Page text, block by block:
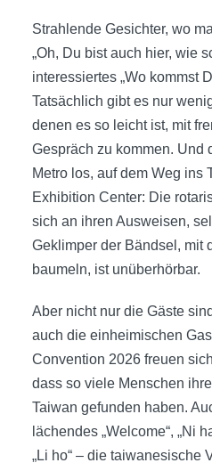
Strahlende Gesichter, wo
„Oh, Du bist auch hier, wie
interessiertes „Wo kommst
Tatsächlich gibt es nur
denen es so leicht ist, mit
Gespräch zu kommen. Und
Metro los, auf dem Weg ins
Exhibition Center: Die
sich an ihren Ausweisen,
Geklimper der Bändsel, mit
baumeln, ist unüberhörbar.
Aber nicht nur die Gäste
auch die einheimischen
Convention 2026 freuen
dass so viele Menschen
Taiwan gefunden haben.
lächendes „Welcome“, „Ni
„Li ho“ – die taiwanesische